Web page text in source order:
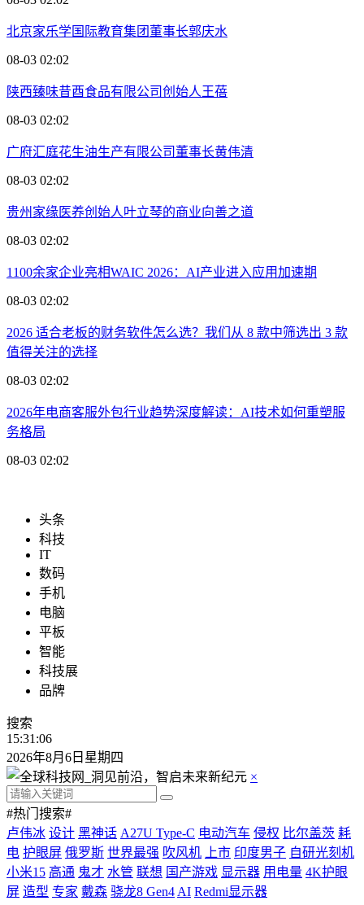
北京家乐学国际教育集团董事长郭庆水
08-03 02:02
陕西臻味昔酉食品有限公司创始人王蓓
08-03 02:02
广府汇庭花生油生产有限公司董事长黄伟清
08-03 02:02
贵州家缘医养创始人叶立琴的商业向善之道
08-03 02:02
1100余家企业亮相WAIC 2026：AI产业进入应用加速期
08-03 02:02
2026 适合老板的财务软件怎么选？我们从 8 款中筛选出 3 款
值得关注的选择
08-03 02:02
2026年电商客服外包行业趋势深度解读：AI技术如何重塑服
务格局
08-03 02:02
头条
科技
IT
数码
手机
电脑
平板
智能
科技展
品牌
搜索
15:31:07
2026年8月6日星期四
×
#热门搜索#
卢伟冰 设计 黑神话 A27U Type-C 电动汽车 侵权 比尔盖茨 耗
电 护眼屏 俄罗斯 世界最强 吹风机 上市 印度男子 自研光刻机
小米15 高通 鬼才 水管 联想 国产游戏 显示器 用电量 4K护眼
屏 造型 专家 戴森 骁龙8 Gen4AI Redmi显示器